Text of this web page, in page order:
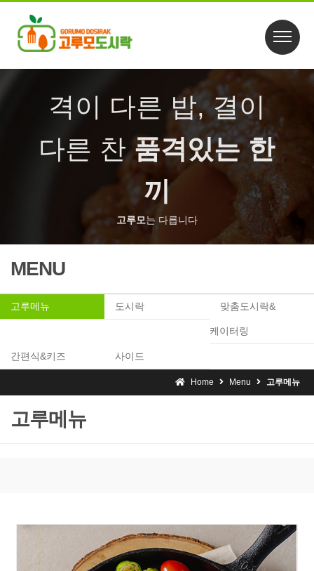
격이 다른 밥, 결이
다른 찬품격있는 한
끼
고루모는 다릅니다
MENU
고루메뉴 도시락 맞춤도시락&
케이터링
간편식&키즈 사이드
Home Menu 고루메뉴
고루메뉴